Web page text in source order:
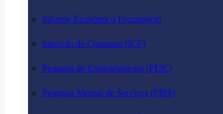
Informe Econômico Fecomércio
Intenção de Consumo (ICF)
Pesquisa de Endividamento (PEIC)
Pesquisa Mensal de Serviços (PMS)